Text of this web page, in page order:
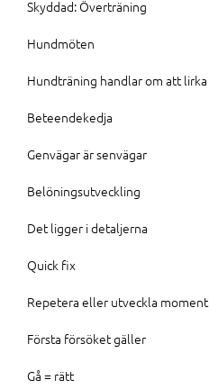
Skyddad: Överträning
Hundmöten
Hundträning handlar om att lirka
Beteendekedja
Genvägar är senvägar
Belöningsutveckling
Det ligger i detaljerna
Quick fix
Repetera eller utveckla moment
Första försöket gäller
Gå = rätt